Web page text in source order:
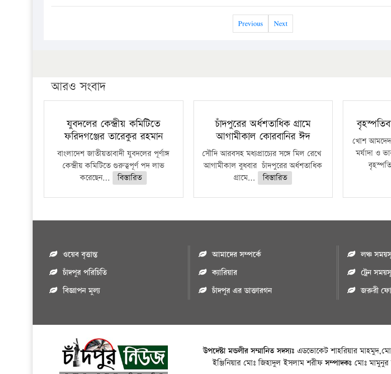
Previous Next
আরও সংবাদ
যুবদলের কেন্দ্রীয় কমিটিতে
ফরিদগঞ্জের তারেকুর রহমান
বাংলাদেশ জাতীয়তাবাদী যুবদলের পূর্ণাঙ্গ
কেন্দ্রীয় কমিটিতে গুরুত্বপূর্ণ পদ লাভ
করেছেন...
বিস্তারিত
চাঁদপুরের অর্ধশতাধিক গ্রামে
আগামীকাল কোরবানির ঈদ
সৌদি আরবসহ মধ্যপ্রাচ্যের সঙ্গে মিল রেখে
আগামীকাল বুধবার চাঁদপুরের অর্ধশতাধিক
গ্রামে...
বিস্তারিত
খোশ
মর্যাদা ও
ওয়েব বৃত্তান্ত
চাঁদপুর পরিচিতি
বিজ্ঞাপন মুল্য
আমাদের সম্পর্কে
ক্যারিয়ার
চাঁদপুর এর ডাক্তারগন
লঞ্চ
ট্রেন
জরুরী
উপদেষ্টা মন্ডলীর সম্মানিত সদস্যঃ এডভোকেট শাহরিয়ার
ইঞ্জিনিয়ার মোঃ জিহাদুল ইসলাম শরীফসম্পাদকঃ মোঃ